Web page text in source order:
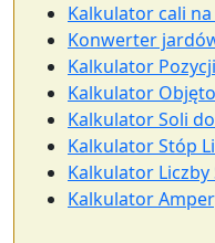
Kalkulator cali
Konwerter
Kalkulator
Kalkulator
Kalkulator Soli
Kalkulator Stóp
Kalkulator Liczby
Kalkulator